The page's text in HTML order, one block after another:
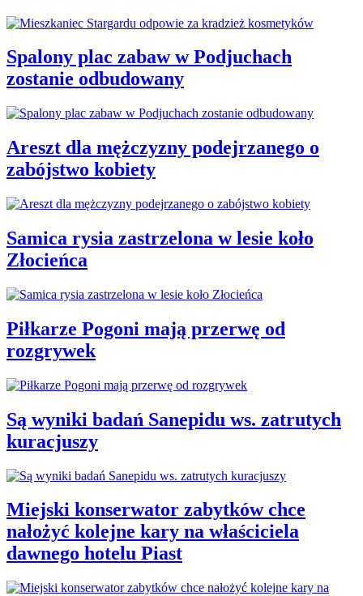
Spalony plac zabaw w Podjuchach
zostanie odbudowany
Areszt dla mężczyzny podejrzanego o
zabójstwo kobiety
Samica rysia zastrzelona w lesie koło
Złocieńca
Piłkarze Pogoni mają przerwę od
rozgrywek
Są wyniki badań Sanepidu ws. zatrutych
kuracjuszy
Miejski konserwator zabytków chce
nałożyć kolejne kary na właściciela
dawnego hotelu Piast